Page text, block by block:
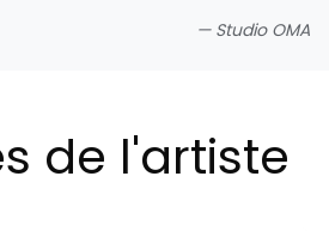
— Studio OMA
de l'artiste